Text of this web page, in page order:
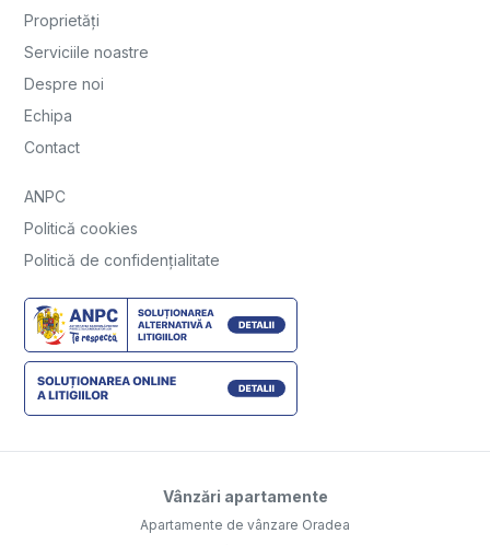
Proprietăți
Serviciile noastre
Despre noi
Echipa
Contact
ANPC
Politică cookies
Politică de confidențialitate
Vânzări apartamente
Apartamente de vânzare Oradea